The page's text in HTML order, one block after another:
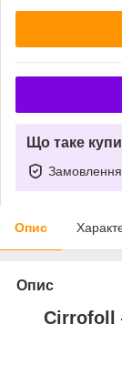
Що таке
Замовлення
Опис
Опис
Cirrofoll